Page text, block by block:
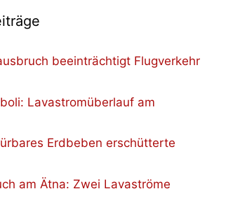
beeinträchtigt Flugverkehr
Lavastromüberlauf am
Erdbeben erschütterte
am Ätna: Zwei Lavaströme